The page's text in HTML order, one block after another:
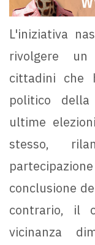
L'iniziativa
rivolgere
cittadini che
politico
ultime
stesso,
conclusione
contrario, il
vicinanza